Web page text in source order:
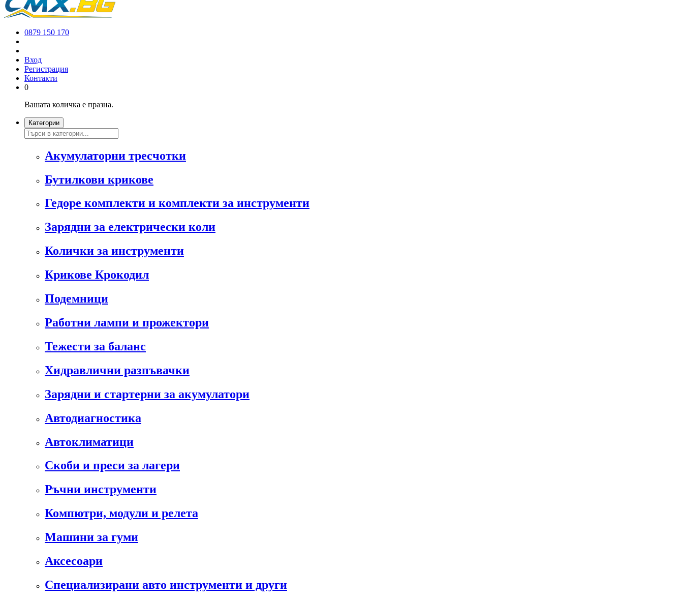
0879 150 170
Вход
Регистрация
Контакти
0
Вашата количка е празна.
Категории
Акумулаторни тресчотки
Бутилкови крикове
Гедоре комплекти и комплекти за инструменти
Зарядни за електрически коли
Колички за инструменти
Крикове Крокодил
Подемници
Работни лампи и прожектори
Тежести за баланс
Хидравлични разпъвачки
Зарядни и стартерни за акумулатори
Автодиагностика
Автоклиматици
Скоби и преси за лагери
Ръчни инструменти
Компютри, модули и релета
Машини за гуми
Аксесоари
Специализирани авто инструменти и други